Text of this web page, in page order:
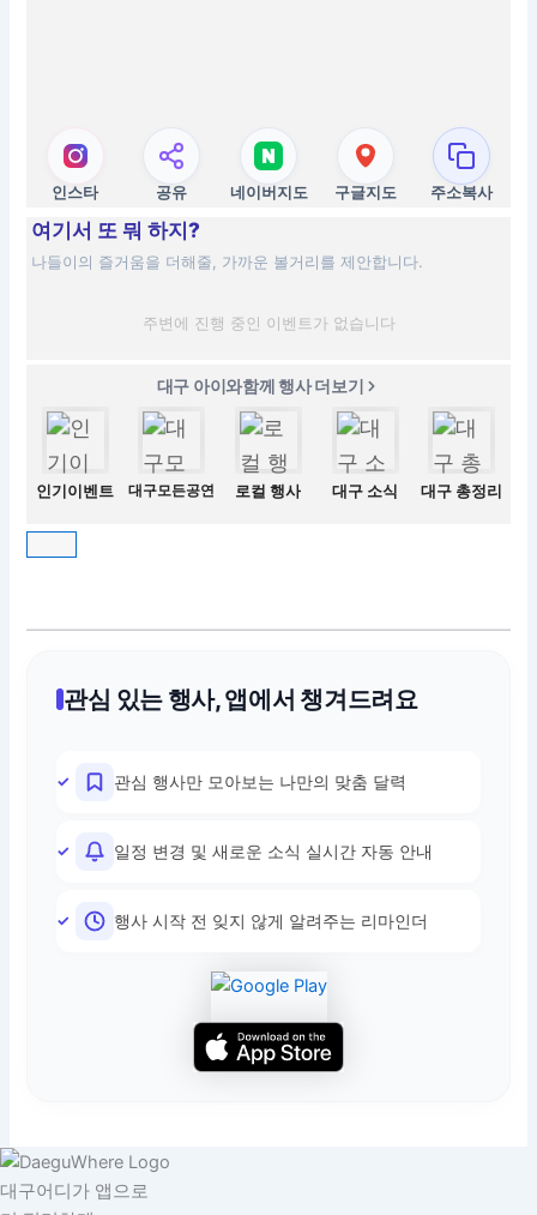
인스타 공유 네이버지도 구글지도 주소복사
여기서 또 뭐 하지?
나들이의 즐거움을 더해줄, 가까운 볼거리를 제안합니다.
주변에 진행 중인 이벤트가 없습니다
대구 아이와함께 행사 더보기
인기이벤트 대구모든공연 로컬 행사 대구 소식 대구 총정리
관심 있는 행사, 앱에서 챙겨드려요
관심 행사만 모아보는 나만의 맞춤 달력
일정 변경 및 새로운 소식 실시간 자동 안내
행사 시작 전 잊지 않게 알려주는 리마인더
대구어디가 앱으로